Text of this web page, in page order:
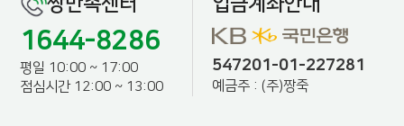
1644-8286
평일 10:00 ~ 17:00
점심시간 12:00 ~ 13:00
547201-01-227281
예금주 : (주)짱죽